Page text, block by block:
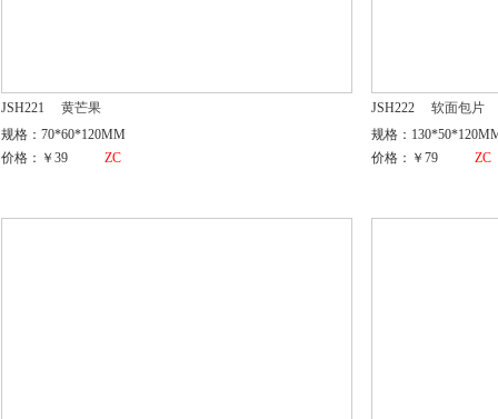
JSH221
黄芒果
规格：70*60*120MM
价格：￥39
ZC
JSH222
软面包片
规格：
价格：￥79
ZC